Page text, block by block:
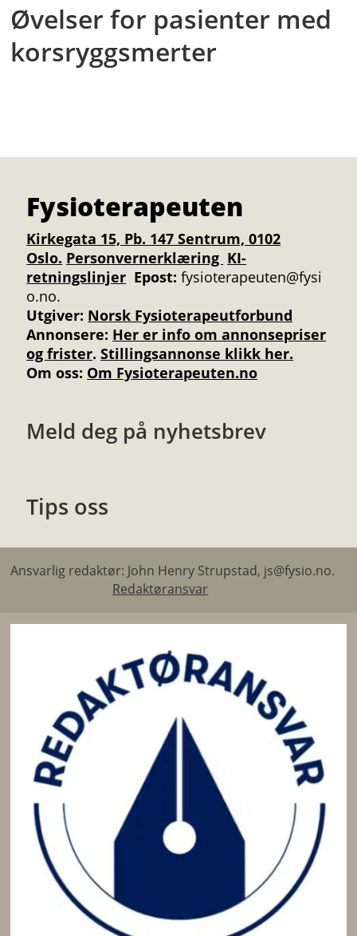
Øvelser for pasienter med
korsryggsmerter
Fysioterapeuten
Kirkegata 15, Pb. 147 Sentrum, 0102
Oslo. Personvernerklæring KI-
retningslinjer Epost: fysioterapeuten@fysi
o.no.
Utgiver: Norsk Fysioterapeutforbund
Annonsere: Her er info om annonsepriser
og frister.Stillingsannonse klikk her.
Om oss: Om Fysioterapeuten.no
Meld deg på nyhetsbrev
Tips oss
Ansvarlig redaktør: John Henry Strupstad, js@fysio.no.
Redaktøransvar